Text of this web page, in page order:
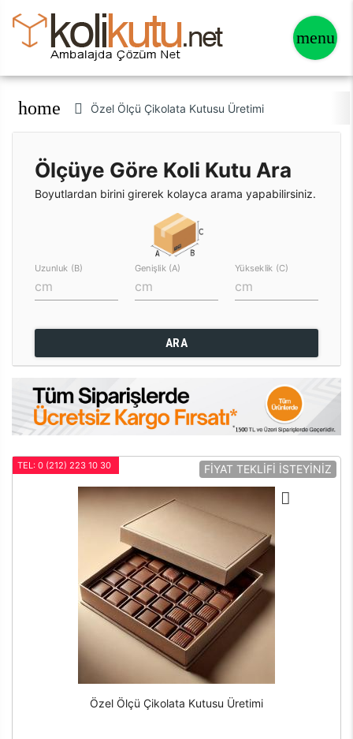
home Özel Ölçü Çikolata Kutusu Üretimi
Ölçüye Göre Koli Kutu Ara
Boyutlardan birini girerek kolayca arama yapabilirsiniz.
Uzunluk (B) Genişlik (A) Yükseklik (C)
ARA
TEL: 0 (212) 223 10 30 FİYAT TEKLİFİ İSTEYİNİZ
Özel Ölçü Çikolata Kutusu Üretimi